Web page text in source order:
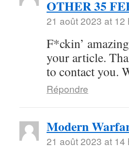
OTHER 35
21 août 2023 at 12
F*ckin’
your article.
to contact you.
Répondre
Modern
21 août 2023 at 14